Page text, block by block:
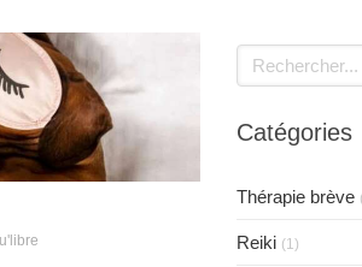
Rechercher
Catégories
Thérapie brève
Reiki (1)